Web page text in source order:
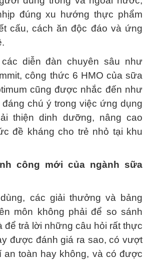
đúng xu hướng thực phẩm
cấu, cách ăn độc đáo và ứng
diễn đàn chuyên sâu như
công thức 6 HMO của sữa
cũng được nhắc đến như
chú ý trong việc ứng dụng
thiện dinh dưỡng, nâng cao
đề kháng cho trẻ nhỏ tại khu
công mới của ngành sữa
các giải thưởng và bảng
môn không phải để so sánh
để trả lời những câu hỏi rất thực
được đánh giá ra sao, có vượt
an toàn hay không, và có được